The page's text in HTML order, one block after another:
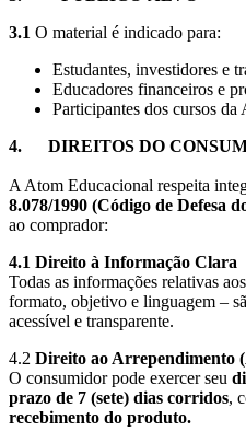
3.1 O material é indicado para:
Estudantes, investidores e
Educadores financeiros e
Participantes dos cursos
4. DIREITOS DO
A Atom Educacional respeita
8.078/1990 (Código de Defesa
ao comprador:
4.1 Direito à Informação Clara
Todas as informações relativas
formato, objetivo e linguagem –
acessível e transparente.
4.2 Direito ao Arrependimento
O consumidor pode exercer seu
prazo de 7 (sete) dias corridos,
recebimento do produto.